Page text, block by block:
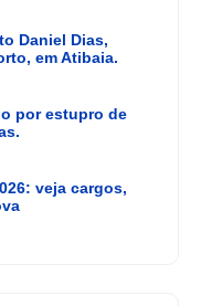
Daniel Dias,
em Atibaia.
por estupro de
veja cargos,